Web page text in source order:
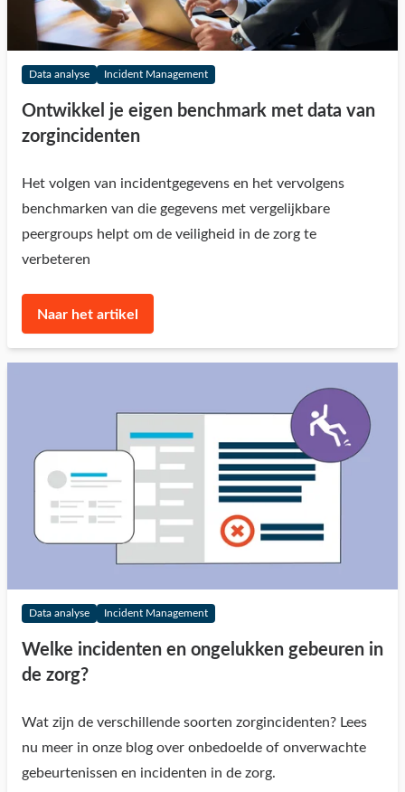
Data analyse Incident Management
Ontwikkel je eigen benchmark met data van
zorgincidenten
Het volgen van incidentgegevens en het vervolgens
benchmarken van die gegevens met vergelijkbare
peergroups helpt om de veiligheid in de zorg te
verbeteren
Naar het artikel
Data analyse Incident Management
Welke incidenten en ongelukken gebeuren in
de zorg?
Wat zijn de verschillende soorten zorgincidenten? Lees
nu meer in onze blog over onbedoelde of onverwachte
gebeurtenissen en incidenten in de zorg.